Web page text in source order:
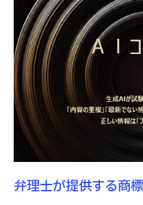
商標法を理解した
を生む
商標法の知識
港区でのブラン
本
弁理士の商標
影響
商標法を活用
構築
弁理士が提供する商